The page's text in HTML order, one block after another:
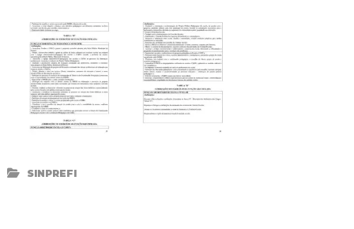
SINPREFI